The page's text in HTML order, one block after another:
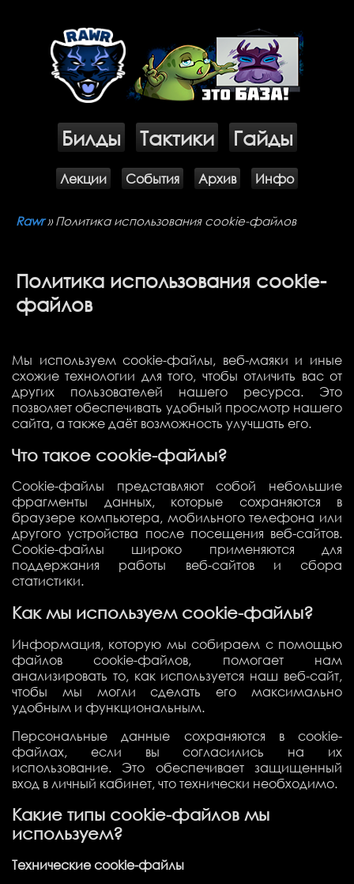
ВОЙТИ
Билды Тактики Гайды
Лекции Cобытия Архив Инфо
Rawr» Политика использования cookie-файлов
Политика использования cookie-
файлов
Мы используем cookie-файлы, веб-маяки и иные
схожие технологии для того, чтобы отличить вас от
других пользователей нашего ресурса. Это
позволяет обеспечивать удобный просмотр нашего
сайта, а также даёт возможность улучшать его.
Что такое cookie-файлы?
Cookie-файлы представляют собой небольшие
фрагменты данных, которые сохраняются в
браузере компьютера, мобильного телефона или
другого устройства после посещения веб-сайтов.
Cookie-файлы широко применяются для
поддержания работы веб-сайтов и сбора
статистики.
Как мы используем cookie-файлы?
Информация, которую мы собираем с помощью
файлов cookie-файлов, помогает нам
анализировать то, как используется наш веб-сайт,
чтобы мы могли сделать его максимально
удобным и функциональным.
Персональные данные сохраняются в cookie-
файлах, если вы согласились на их
использование. Это обеспечивает защищенный
вход в личный кабинет, что технически необходимо.
Какие типы cookie-файлов мы
используем?
Технические cookie-файлы